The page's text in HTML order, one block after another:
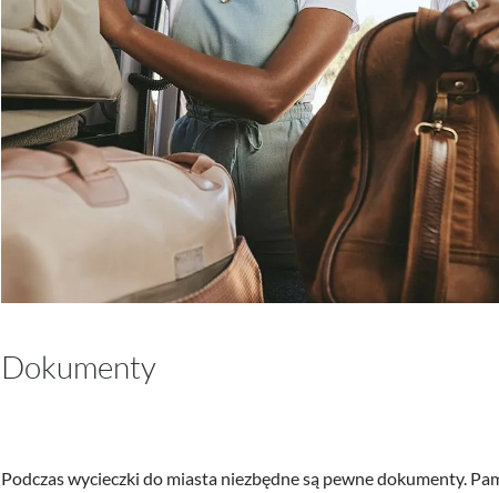
Dokumenty
Podczas wycieczki do miasta niezbędne są pewne dokumenty.